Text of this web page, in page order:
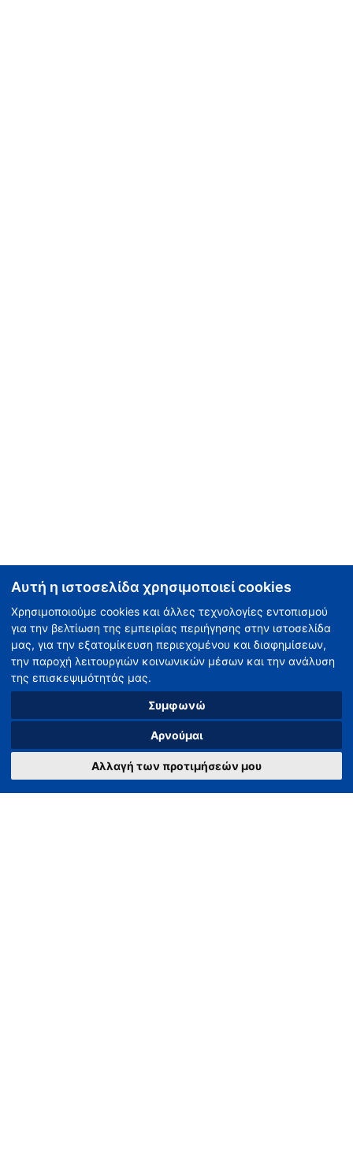
Αυτή η ιστοσελίδα χρησιμοποιεί cookies
Χρησιμοποιούμε cookies και άλλες τεχνολογίες εντοπισμού
για την βελτίωση της εμπειρίας περιήγησης στην ιστοσελίδα
μας, για την εξατομίκευση περιεχομένου και διαφημίσεων,
την παροχή λειτουργιών κοινωνικών μέσων και την ανάλυση
της επισκεψιμότητάς μας.
Συμφωνώ
Αρνούμαι
Αλλαγή των προτιμήσεών μου